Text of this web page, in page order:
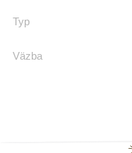
Typ
Väzba